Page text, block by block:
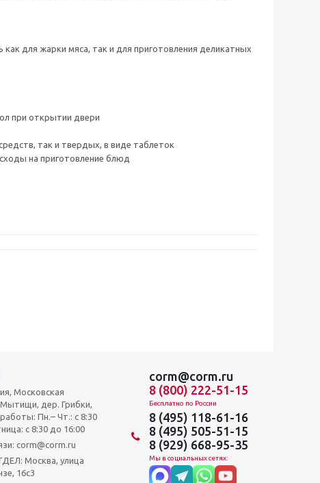
для жарки мяса, так и для приготовления деликатных
при открытии двери
так и твердых, в виде таблеток
на приготовление блюд
Московская
дер. Грибки,
Пн.– Чт.: с 8:30
c 8:30 до 16:00
corm@corm.ru
Москва, улица
16с3
corm@corm.ru
8 (800) 222-51-15
Бесплатно по России
8 (495) 118-61-16
8 (495) 505-51-15
8 (929) 668-95-35
Мы в социальных сетях: